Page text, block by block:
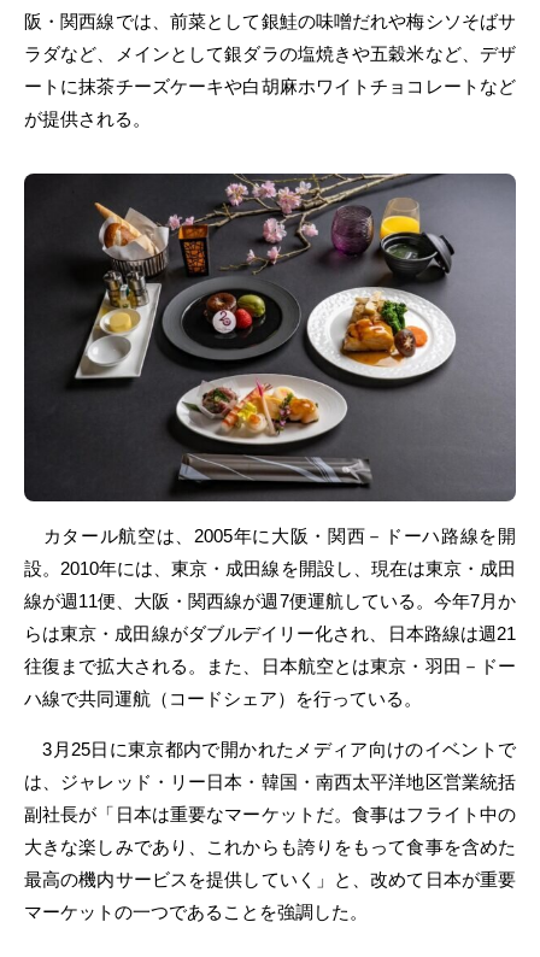
阪・関西線では、前菜として銀鮭の味噌だれや梅シソそばサ
ラダなど、メインとして銀ダラの塩焼きや五穀米など、デザ
ートに抹茶チーズケーキや白胡麻ホワイトチョコレートなど
が提供される。
カタール航空は、2005年に大阪・関西－ドーハ路線を開
設。2010年には、東京・成田線を開設し、現在は東京・成田
線が週11便、大阪・関西線が週7便運航している。今年7月か
らは東京・成田線がダブルデイリー化され、日本路線は週21
往復まで拡大される。また、日本航空とは東京・羽田－ドー
ハ線で共同運航（コードシェア）を行っている。
3月25日に東京都内で開かれたメディア向けのイベントで
は、ジャレッド・リー日本・韓国・南西太平洋地区営業統括
副社長が「日本は重要なマーケットだ。食事はフライト中の
大きな楽しみであり、これからも誇りをもって食事を含めた
最高の機内サービスを提供していく」と、改めて日本が重要
マーケットの一つであることを強調した。